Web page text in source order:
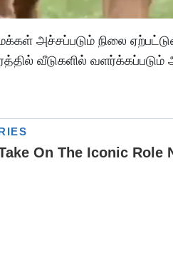
அச்சப்படும் நிலை
வீடுகளில்